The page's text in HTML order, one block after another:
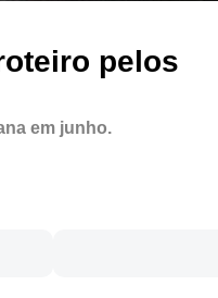
pelos
em junho.